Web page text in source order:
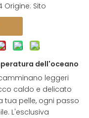
Origine: Sito
dell'oceano
leggeri
caldo e delicato
tua pelle, ogni passo
L'esclusiva